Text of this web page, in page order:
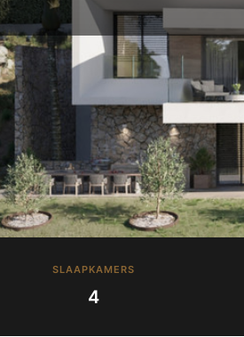
SLAAPKAMERS
4